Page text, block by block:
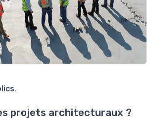
.
projets architecturaux ?